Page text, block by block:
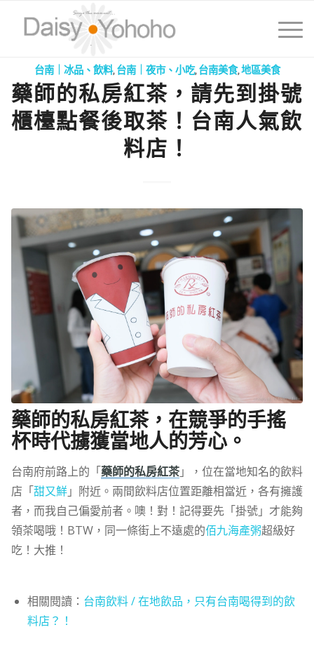
台南｜冰品、飲料,台南｜夜市、小吃,台南美食,地區美食
藥師的私房紅茶，請先到掛號
櫃檯點餐後取茶！台南人氣飲
料店！
藥師的私房紅茶，在競爭的手搖
杯時代擄獲當地人的芳心。
台南府前路上的「藥師的私房紅茶」，位在當地知名的飲料
店「甜又鮮」附近。兩間飲料店位置距離相當近，各有擁護
者，而我自己偏愛前者。噢！對！記得要先「掛號」才能夠
領茶喝哦！BTW，同一條街上不遠處的佰九海產粥超級好
吃！大推！
相關閱讀： 台南飲料 / 在地飲品，只有台南喝得到的飲
料店？！